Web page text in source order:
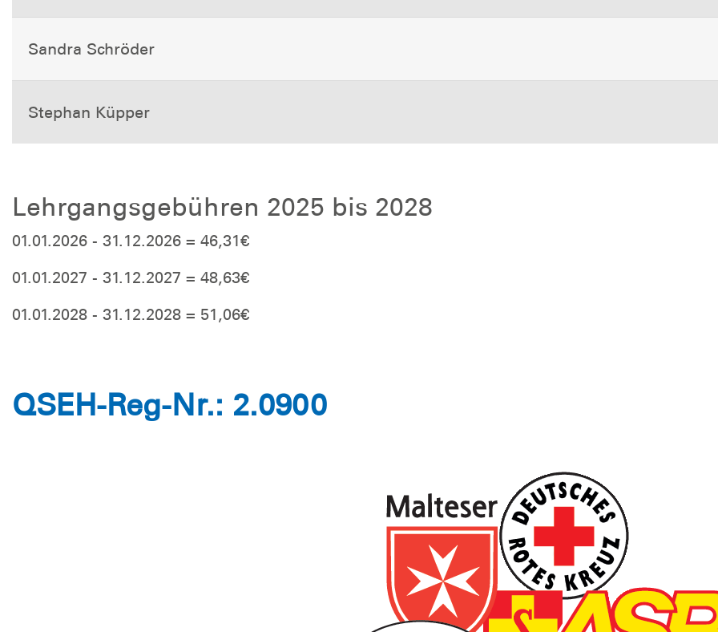
Sandra Schröder
Stephan Küpper
Lehrgangsgebühren 2025 bis 2028
01.01.2026 - 31.12.2026 = 46,31€
01.01.2027 - 31.12.2027 = 48,63€
01.01.2028 - 31.12.2028 = 51,06€
QSEH-Reg-Nr.: 2.0900